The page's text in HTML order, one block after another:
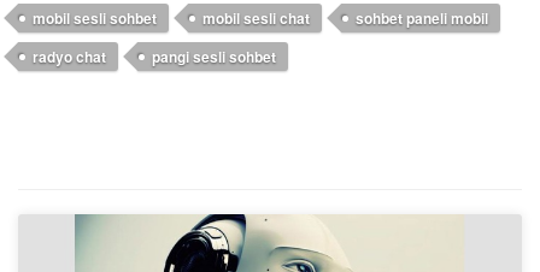
mobil sesli sohbet
mobil sesli chat
sohbet paneli mobil
radyo chat
pangi sesli sohbet